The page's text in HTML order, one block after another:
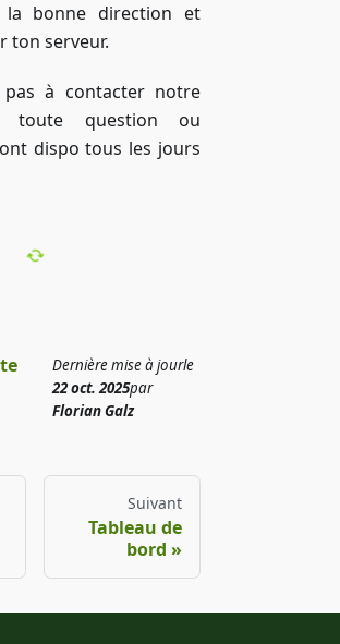
la bonne direction et
ton serveur.
pas à contacter notre
toute question ou
dispo tous les jours
Dernière mise à jourle
22 oct. 2025par
Florian Galz
Suivant
Tableau de
bord